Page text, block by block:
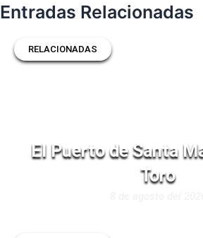
Entradas Relacionadas
RELACIONADAS
El Puerto de Santa
Toro